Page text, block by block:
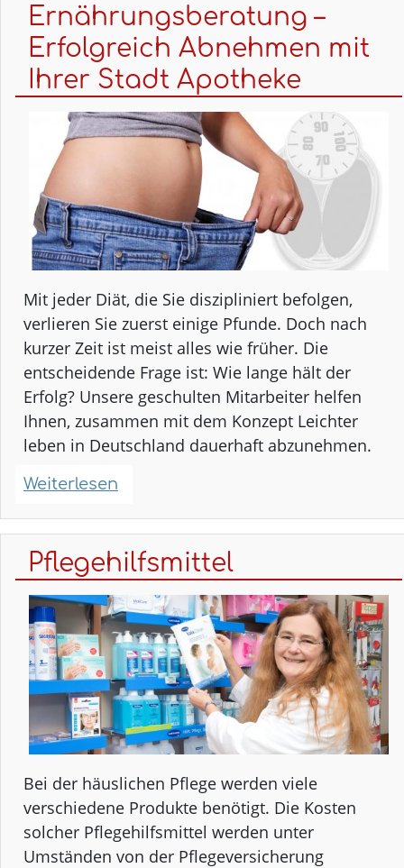
Ihrer
Stadt
Apotheke
Ernährungsberatung –
Erfolgreich Abnehmen mit
Ihrer Stadt Apotheke
Mit jeder Diät, die Sie diszipliniert befolgen,
verlieren Sie zuerst einige Pfunde. Doch nach
kurzer Zeit ist meist alles wie früher. Die
entscheidende Frage ist: Wie lange hält der
Erfolg? Unsere geschulten Mitarbeiter helfen
Ihnen, zusammen mit dem Konzept Leichter
leben in Deutschland dauerhaft abzunehmen.
Weiterlesen
–
Erfolgreich
Abnehmen
mit
Ihrer
Stadt
Apotheke
Pflegehilfsmittel
Bei der häuslichen Pflege werden viele
verschiedene Produkte benötigt. Die Kosten
solcher Pflegehilfsmittel werden unter
Umständen von der Pflegeversicherung